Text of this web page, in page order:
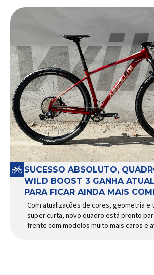
SUCESSO ABSOLUTO,
WILD BOOST 3 GANHA
PARA FICAR AINDA MAIS
Com atualizações de cores, geometria e
super curta, novo quadro está pronto
frente com modelos muito mais caros e